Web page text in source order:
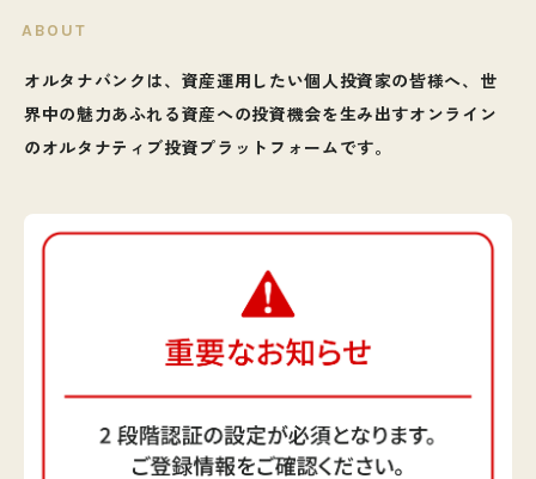
オルタナバンクは、資産運用したい個人投資家の皆様へ、世
界中の魅力あふれる資産への投資機会を生み出すオンライン
のオルタナティブ投資プラットフォームです。